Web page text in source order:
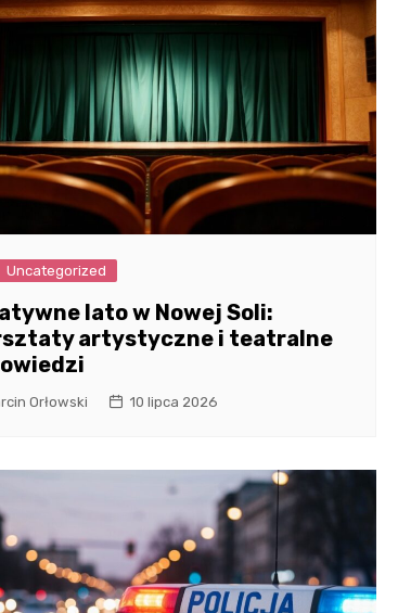
Uncategorized
lato w Nowej Soli:
artystyczne i teatralne
Orłowski 10 lipca 2026